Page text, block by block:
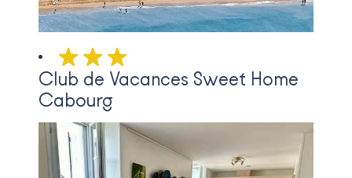
3 étoiles au classement
Club de Vacances Sweet Home
Cabourg